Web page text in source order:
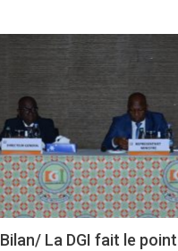
La DGI fait le